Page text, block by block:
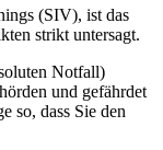
(SIV), ist das
strikt untersagt.
Notfall)
und gefährdet
so, dass Sie den